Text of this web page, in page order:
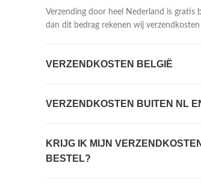
Verzending door heel Nederland is gratis
dan dit bedrag rekenen wij
VERZENDKOSTEN BELGIË
VERZENDKOSTEN BUITEN NL
KRIJG IK MIJN
BESTEL?